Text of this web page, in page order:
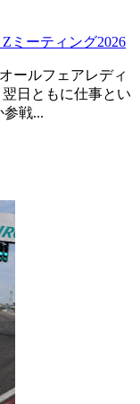
ミーティング2026
ールフェアレディ
日ともに仕事とい
戦...